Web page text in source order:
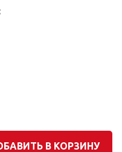
В КОРЗИНУ